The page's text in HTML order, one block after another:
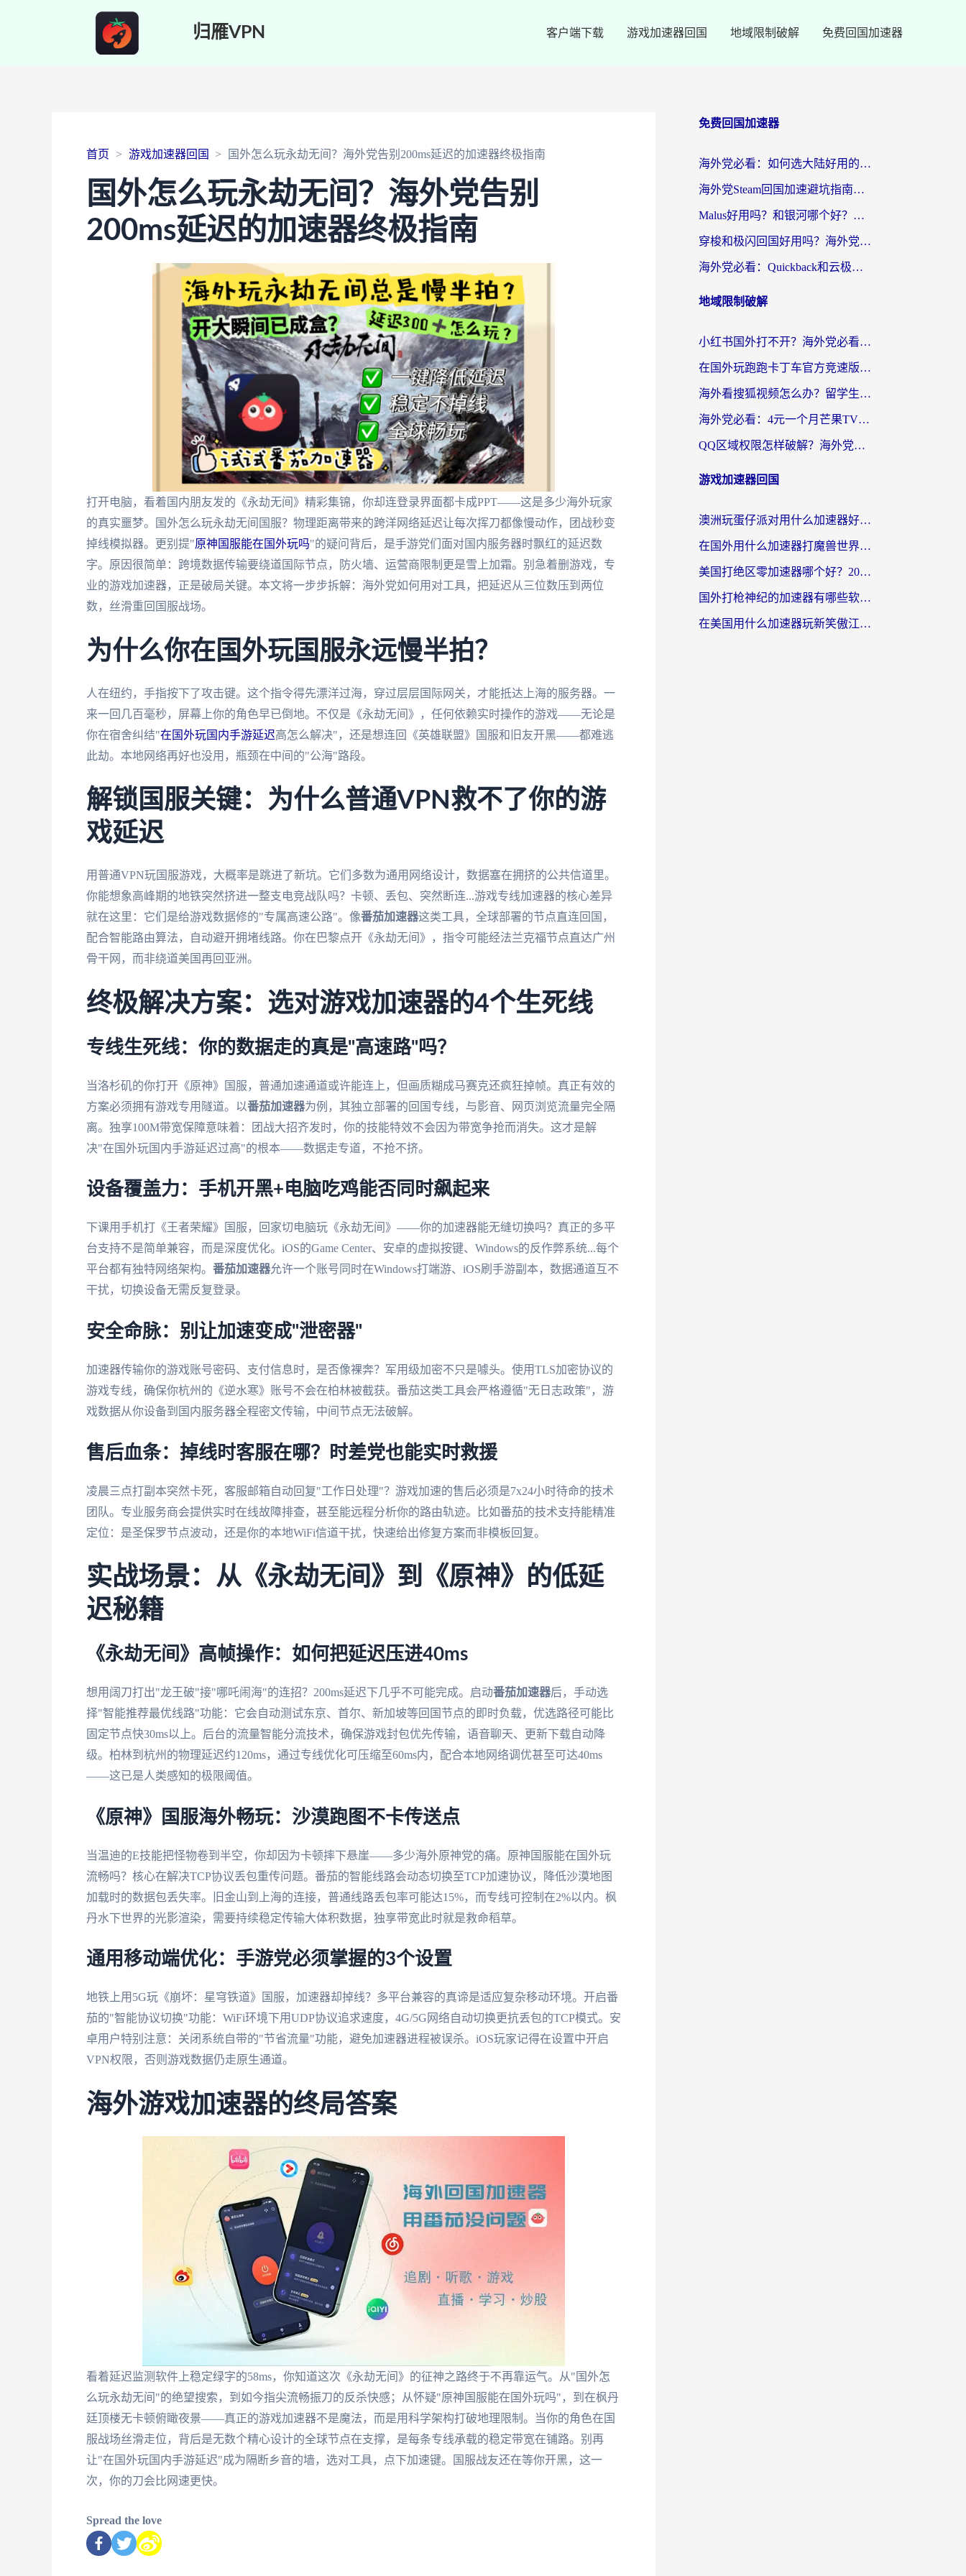
归雁VPN 客户端下载 游戏加速器回国 地域限制破解 免费回国加速器
首页 游戏加速器回国 国外怎么玩永劫无间？海外党告别200ms延迟的加速器终极指南
国外怎么玩永劫无间？海外党告别
200ms延迟的加速器终极指南
打开电脑，看着国内朋友发的《永劫无间》精彩集锦，你却连登录界面都卡成PPT——这是多少海外玩家
的真实噩梦。国外怎么玩永劫无间国服？物理距离带来的跨洋网络延迟让每次挥刀都像慢动作，团战秒变
掉线模拟器。更别提"原神国服能在国外玩吗"的疑问背后，是手游党们面对国内服务器时飘红的延迟数
字。原因很简单：跨境数据传输要绕道国际节点，防火墙、运营商限制更是雪上加霜。别急着删游戏，专
业的游戏加速器，正是破局关键。本文将一步步拆解：海外党如何用对工具，把延迟从三位数压到两位
数，丝滑重回国服战场。
为什么你在国外玩国服永远慢半拍？
人在纽约，手指按下了攻击键。这个指令得先漂洋过海，穿过层层国际网关，才能抵达上海的服务器。一
来一回几百毫秒，屏幕上你的角色早已倒地。不仅是《永劫无间》，任何依赖实时操作的游戏——无论是
你在宿舍纠结"在国外玩国内手游延迟高怎么解决"，还是想连回《英雄联盟》国服和旧友开黑——都难逃
此劫。本地网络再好也没用，瓶颈在中间的"公海"路段。
解锁国服关键：为什么普通VPN救不了你的游
戏延迟
用普通VPN玩国服游戏，大概率是跳进了新坑。它们多数为通用网络设计，数据塞在拥挤的公共信道里。
你能想象高峰期的地铁突然挤进一整支电竞战队吗？卡顿、丢包、突然断连...游戏专线加速器的核心差异
就在这里：它们是给游戏数据修的"专属高速公路"。像番茄加速器这类工具，全球部署的节点直连回国，
配合智能路由算法，自动避开拥堵线路。你在巴黎点开《永劫无间》，指令可能经法兰克福节点直达广州
骨干网，而非绕道美国再回亚洲。
终极解决方案：选对游戏加速器的4个生死线
专线生死线：你的数据走的真是"高速路"吗？
当洛杉矶的你打开《原神》国服，普通加速通道或许能连上，但画质糊成马赛克还疯狂掉帧。真正有效的
方案必须拥有游戏专用隧道。以番茄加速器为例，其独立部署的回国专线，与影音、网页浏览流量完全隔
离。独享100M带宽保障意味着：团战大招齐发时，你的技能特效不会因为带宽争抢而消失。这才是解
决"在国外玩国内手游延迟过高"的根本——数据走专道，不抢不挤。
设备覆盖力：手机开黑+电脑吃鸡能否同时飙起来
下课用手机打《王者荣耀》国服，回家切电脑玩《永劫无间》——你的加速器能无缝切换吗？真正的多平
台支持不是简单兼容，而是深度优化。iOS的Game Center、安卓的虚拟按键、Windows的反作弊系统...每个
平台都有独特网络架构。 番茄加速器允许一个账号同时在Windows打端游、iOS刷手游副本，数据通道互不
干扰，切换设备无需反复登录。
安全命脉：别让加速变成"泄密器"
加速器传输你的游戏账号密码、支付信息时，是否像裸奔？军用级加密不只是噱头。使用TLS加密协议的
游戏专线，确保你杭州的《逆水寒》账号不会在柏林被截获。番茄这类工具会严格遵循"无日志政策"，游
戏数据从你设备到国内服务器全程密文传输，中间节点无法破解。
售后血条：掉线时客服在哪？时差党也能实时救援
凌晨三点打副本突然卡死，客服邮箱自动回复"工作日处理"？游戏加速的售后必须是7x24小时待命的技术
团队。专业服务商会提供实时在线故障排查，甚至能远程分析你的路由轨迹。比如番茄的技术支持能精准
定位：是圣保罗节点波动，还是你的本地WiFi信道干扰，快速给出修复方案而非模板回复。
实战场景：从《永劫无间》到《原神》的低延
迟秘籍
《永劫无间》高帧操作：如何把延迟压进40ms
想用阔刀打出"龙王破"接"哪吒闹海"的连招？200ms延迟下几乎不可能完成。启动番茄加速器后，手动选
择"智能推荐最优线路"功能：它会自动测试东京、首尔、新加坡等回国节点的即时负载，优选路径可能比
固定节点快30ms以上。后台的流量智能分流技术，确保游戏封包优先传输，语音聊天、更新下载自动降
级。柏林到杭州的物理延迟约120ms，通过专线优化可压缩至60ms内，配合本地网络调优甚至可达40ms
——这已是人类感知的极限阈值。
《原神》国服海外畅玩：沙漠跑图不卡传送点
当温迪的E技能把怪物卷到半空，你却因为卡顿摔下悬崖——多少海外原神党的痛。原神国服能在国外玩
流畅吗？核心在解决TCP协议丢包重传问题。番茄的智能线路会动态切换至TCP加速协议，降低沙漠地图
加载时的数据包丢失率。旧金山到上海的连接，普通线路丢包率可能达15%，而专线可控制在2%以内。枫
丹水下世界的光影渲染，需要持续稳定传输大体积数据，独享带宽此时就是救命稻草。
通用移动端优化：手游党必须掌握的3个设置
地铁上用5G玩《崩坏：星穹铁道》国服，加速器却掉线？多平台兼容的真谛是适应复杂移动环境。开启番
茄的"智能协议切换"功能：WiFi环境下用UDP协议追求速度，4G/5G网络自动切换更抗丢包的TCP模式。安
卓用户特别注意：关闭系统自带的"节省流量"功能，避免加速器进程被误杀。iOS玩家记得在设置中开启
VPN权限，否则游戏数据仍走原生通道。
海外游戏加速器的终局答案
看着延迟监测软件上稳定绿字的58ms，你知道这次《永劫无间》的征神之路终于不再靠运气。从"国外怎
么玩永劫无间"的绝望搜索，到如今指尖流畅振刀的反杀快感；从怀疑"原神国服能在国外玩吗"，到在枫丹
廷顶楼无卡顿俯瞰夜景——真正的游戏加速器不是魔法，而是用科学架构打破地理限制。当你的角色在国
服战场丝滑走位，背后是无数个精心设计的全球节点在支撑，是每条专线承载的稳定带宽在铺路。别再
让"在国外玩国内手游延迟"成为隔断乡音的墙，选对工具，点下加速键。国服战友还在等你开黑，这一
次，你的刀会比网速更快。
Spread the love
免费回国加速器
海外党必看：如何选大陆好用的vpn？一篇解决你的回国访问难题
海外党Steam回国加速避坑指南：从延迟卡顿到无缝畅玩，我踩过的坑和最优解
Malus好用吗？和银河哪个好？海外党选回国加速器的避坑指南（附乌克兰玩国内游戏实测）
穿梭和极闪回国好用吗？海外党亲测4款加速器+1个隐藏宝藏
海外党必看：Quickback和云极好用吗？3招教你选对回国加速器（附PC端VPN实测对比）
地域限制破解
小红书国外打不开？海外党必看！3步解决国内影音、生活服务全畅通
在国外玩跑跑卡丁车官方竞速版总卡顿？这篇攻略帮你解决地区限制+低延迟难题
海外看搜狐视频怎么办？留学生亲测有效的回国加速器选择指南
海外党必看：4元一个月芒果TV会员？选对回国加速器就能实现！
QQ区域权限怎样破解？海外党亲测有效的回国加速方案（附看剧看电影神器推荐）
游戏加速器回国
澳洲玩蛋仔派对用什么加速器好？留学生亲测有效的国服游戏加速指南
在国外用什么加速器打魔兽世界不卡？海外党国服游戏流畅指南
美国打绝区零加速器哪个好？2026海外玩家实测指南（附英国部落冲突梦幻西游加速技巧）
国外打枪神纪的加速器有哪些软件？2026海外玩家亲测实用指南
在美国用什么加速器玩新笑傲江湖比较好一点？海外玩家亲测的靠谱方案